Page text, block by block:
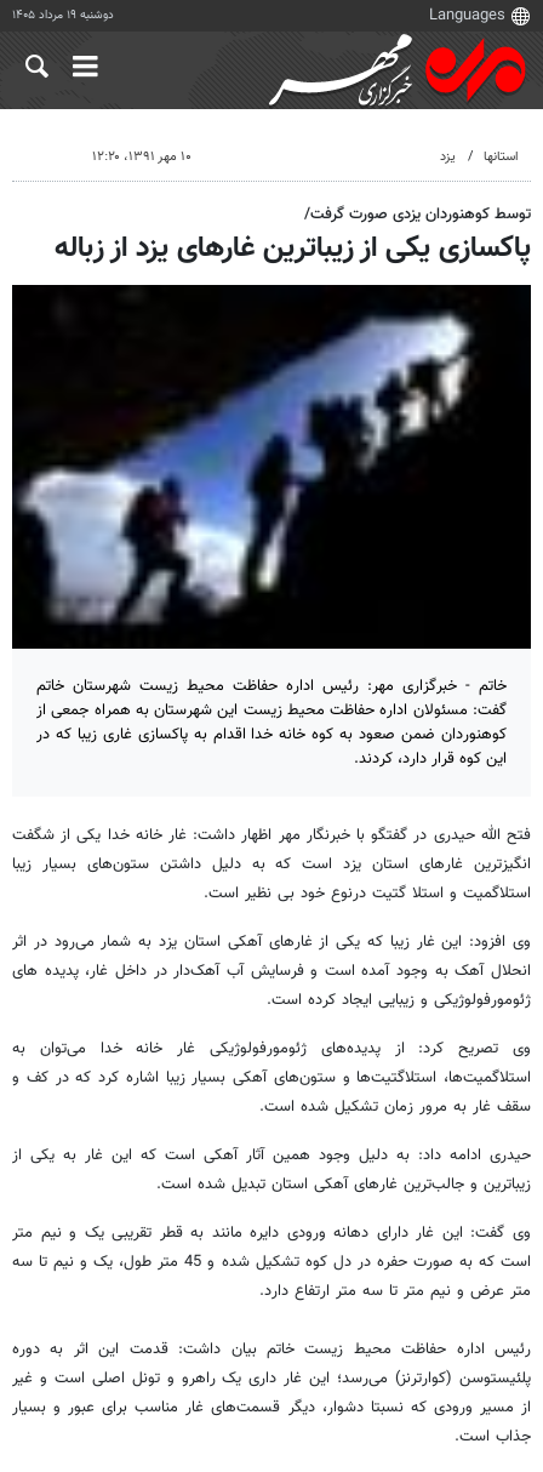
دوشنبه ۱۹ مرداد ۱۴۰۵
استانها یزد ۱۰ مهر ۱۳۹۱، ۱۲:۲۰
توسط کوهنوردان یزدی صورت گرفت/
پاکسازی یکی از زیباترین غارهای یزد از زباله
خاتم - خبرگزاری مهر: رئیس اداره حفاظت محیط زیست شهرستان خاتم
‌گفت‌: مسئولان اداره حفاظت محیط زیست این شهرستان به همراه جمعی از
کوهنوردان ‌ضمن صعود به کوه خانه خدا اقدام به پاکسازی غاری زیبا ‌که در
‌این کوه قرار دارد، کردند.
فتح الله حیدری در گفتگو با خبرنگار مهر اظهار داشت: غار خانه خدا یکی از شگفت
انگیز‌ترین غارهای استان یزد است که به دلیل داشتن ستون‌های بسیار زیبا
استلاگمیت و استلا گتیت درنوع خود بی نظیر است‌.
وی افزود: این غار زیبا که یکی از غارهای آهکی استان یزد به شمار می‌رود در اثر
انحلال آهک به وجود آمده است و فرسایش آب آهک‌دار در داخل غار، پدیده های
ژئومورفولوژیکی و زیبایی ایجاد کرده است‌.
وی تصریح کرد: از پدیده‌های ژئومورفولوژیکی غار خانه خدا می‌توان به
استلاگمیت‌ها، استلاگتیت‌ها و ستون‌های آهکی بسیار زیبا اشاره کرد که در کف و
سقف غار به مرور زمان تشکیل شده است.
حیدری ادامه داد: به دلیل وجود همین آثار آهکی است که این غار به یکی از
زیباترین و جالب‌ترین غارهای آهکی استان تبدیل شده است.
وی گفت:‌ این غار دارای دهانه ورودی دایره مانند به قطر تقریبی یک و نیم متر
است که به صورت حفره در دل کوه تشکیل شده و 45 متر طول، یک و نیم تا سه
متر عرض و نیم متر تا سه متر ارتفاع دارد.
رئیس اداره حفاظت محیط زیست خاتم ‌بیان داشت: قدمت این اثر به دوره
پلئیستوسن (کوارترنز) می‌رسد؛ این غار داری یک راهرو و تونل اصلی است و غیر
از مسیر ورودی که نسبتا دشوار، دیگر قسمت‌های غار مناسب برای عبور و بسیار
جذاب است.